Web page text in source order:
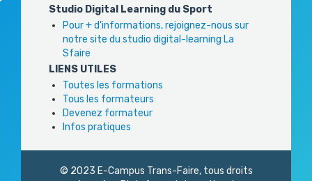
Studio Digital Learning du Sport
Pour + d'informations, rejoignez-nous sur
notre site du studio digital-learning La
Sfaire
LIENS UTILES
Toutes les formations
Tous les formateurs
Devenez formateur
Infos pratiques
© 2023 E-Campus Trans-Faire, tous droits